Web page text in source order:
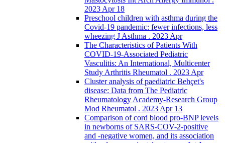
2023 Apr 18
Preschool children with asthma during the
Covid-19 pandemic: fewer infections, less
wheezing J Asthma . 2023 Apr
The Characteristics of Patients With
COVID-19-Associated Pediatric
Vasculitis: An International, Multicenter
Study Arthritis Rheumatol . 2023 Apr
Cluster analysis of paediatric Behçet's
disease: Data from The Pediatric
Rheumatology Academy-Research Group
Mod Rheumatol . 2023 Apr 13
Comparison of cord blood pro-BNP levels
in newborns of SARS-COV-2-positive
and -negative women, and its association